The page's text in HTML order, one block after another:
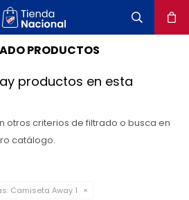
PRODUCTOS
productos en esta
otros criterios de filtrado o busca en
catálogo.
Camiseta Away 1